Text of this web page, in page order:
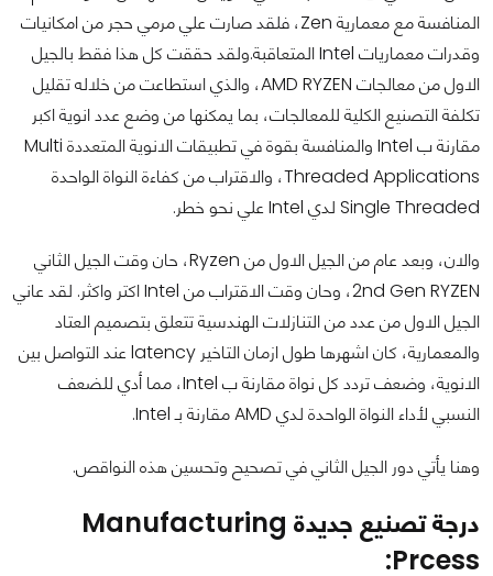
المنافسة مع معمارية Zen، فلقد صارت علي مرمي حجر من امكانيات
وقدرات معماريات Intel المتعاقبة.ولقد حققت كل هذا فقط بالجيل
الاول من معالجات AMD RYZEN، والذي استطاعت من خلاله تقليل
تكلفة التصنيع الكلية للمعالجات، بما يمكنها من وضع عدد انوية اكبر
مقارنة ب Intel والمنافسة بقوة في تطبيقات الانوية المتعددة Multi
Threaded Applications، والاقتراب من كفاءة النواة الواحدة
Single Threaded لدي Intel علي نحو خطر.
والان، وبعد عام من الجيل الاول من Ryzen، حان وقت الجيل الثاني
2nd Gen RYZEN، وحان وقت الاقتراب من Intel اكتر واكثر. لقد عاني
الجيل الاول من عدد من التنازلات الهندسية تتعلق بتصميم العتاد
والمعمارية، كان اشهرها طول ازمان التاخير latency عند التواصل بين
الانوية، وضعف تردد كل نواة مقارنة ب Intel، مما أدي للضعف
النسبي لأداء النواة الواحدة لدي AMD مقارنة بـ Intel.
وهنا يأتي دور الجيل الثاني في تصحيح وتحسين هذه النواقص.
درجة تصنيع جديدة Manufacturing
Prcess: